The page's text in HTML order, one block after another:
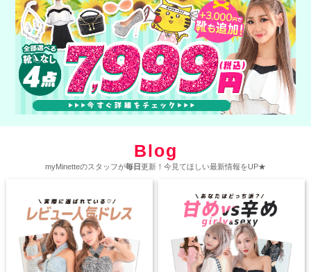
Blog
myMinetteのスタッフが毎日更新！今見てほしい最新情報をUP★